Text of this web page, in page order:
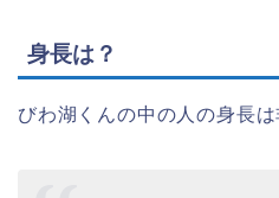
身長は？
びわ湖くんの中の人の身長は